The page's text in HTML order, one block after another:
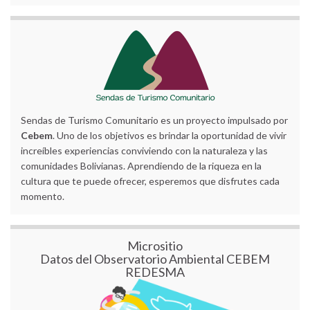
Sendas de Turismo Comunitario es un proyecto impulsado por
Cebem. Uno de los objetivos es brindar la oportunidad de vivir
increíbles experiencias conviviendo con la naturaleza y las
comunidades Bolivianas. Aprendiendo de la riqueza en la
cultura que te puede ofrecer, esperemos que disfrutes cada
momento.
Micrositio
Datos del Observatorio Ambiental CEBEM
REDESMA